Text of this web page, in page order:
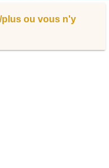
plus ou vous n'y